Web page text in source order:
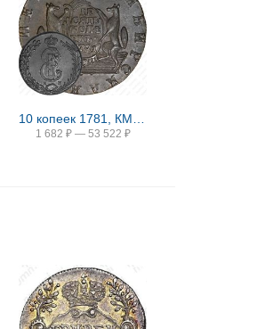
1 682 ₽ — 53 522 ₽